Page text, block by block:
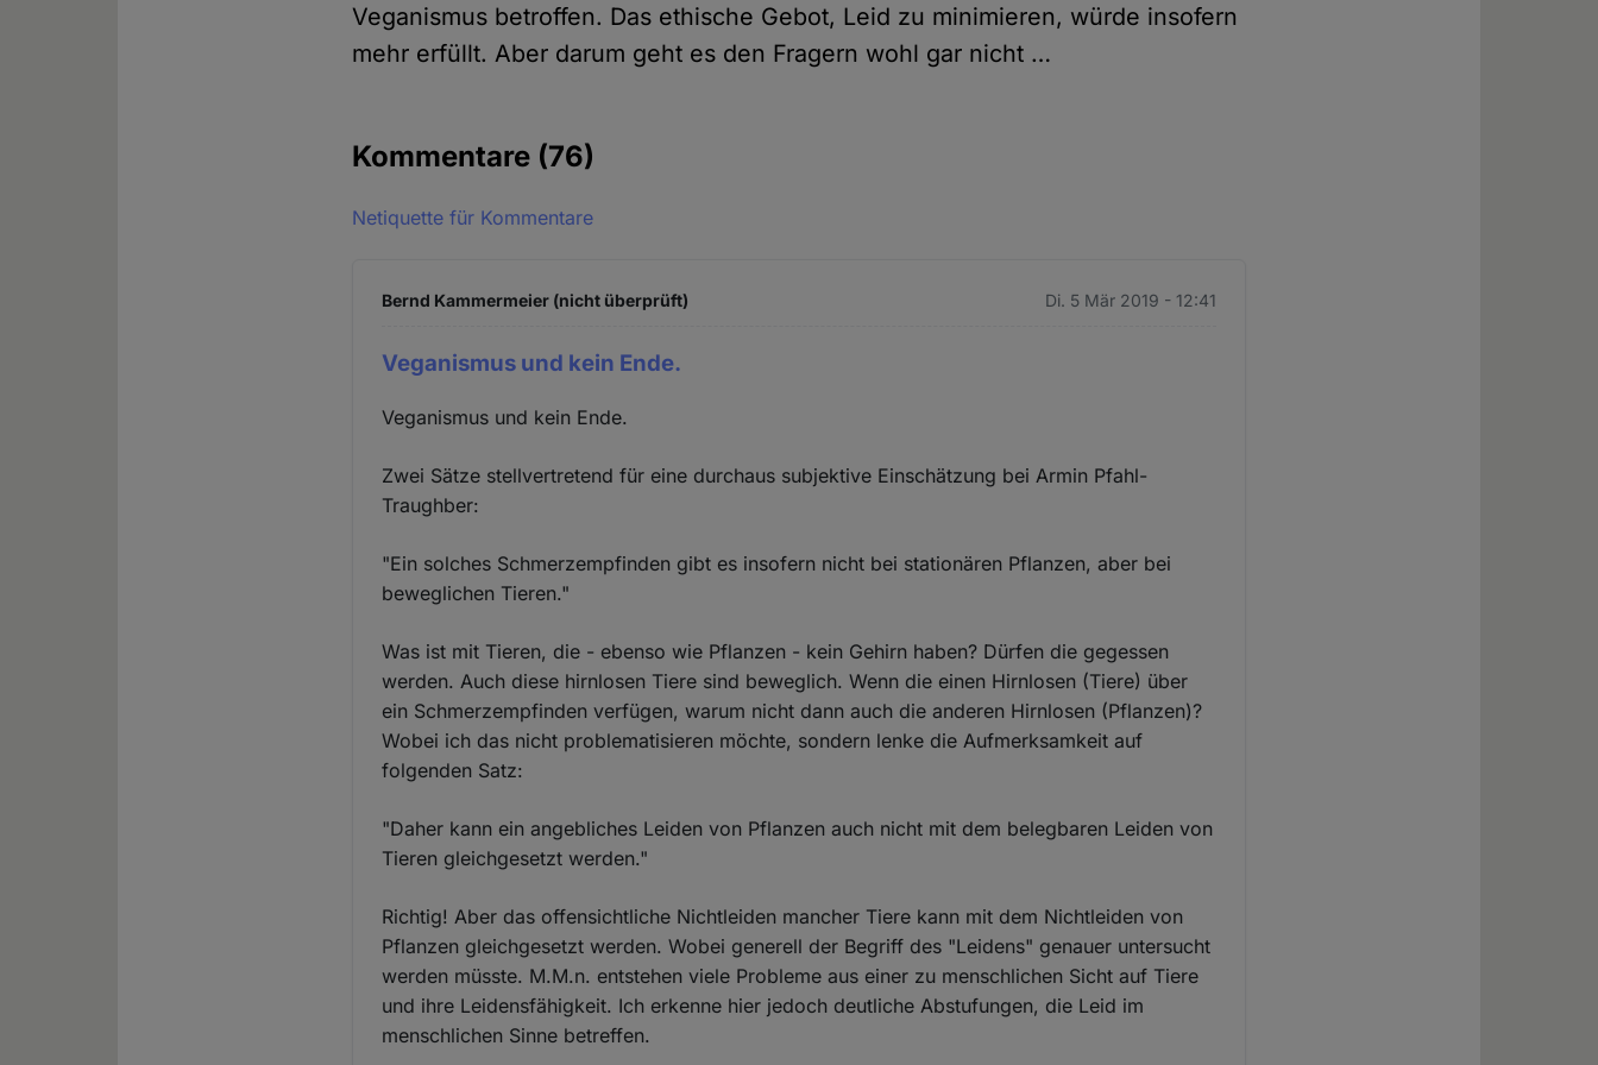
Veganismus betroffen. Das ethische Gebot, Leid zu minimieren, würde insofern
mehr erfüllt. Aber darum geht es den Fragern wohl gar nicht …
Kommentare (76)
Netiquette für Kommentare
Bernd Kammermeier (nicht überprüft) Di. 5 Mär 2019 - 12:41
Veganismus und kein Ende.
Veganismus und kein Ende.
Zwei Sätze stellvertretend für eine durchaus subjektive Einschätzung bei Armin Pfahl-
Traughber:
"Ein solches Schmerzempfinden gibt es insofern nicht bei stationären Pflanzen, aber bei
beweglichen Tieren."
Was ist mit Tieren, die - ebenso wie Pflanzen - kein Gehirn haben? Dürfen die gegessen
werden. Auch diese hirnlosen Tiere sind beweglich. Wenn die einen Hirnlosen (Tiere) über
ein Schmerzempfinden verfügen, warum nicht dann auch die anderen Hirnlosen (Pflanzen)?
Wobei ich das nicht problematisieren möchte, sondern lenke die Aufmerksamkeit auf
folgenden Satz:
"Daher kann ein angebliches Leiden von Pflanzen auch nicht mit dem belegbaren Leiden von
Tieren gleichgesetzt werden."
Richtig! Aber das offensichtliche Nichtleiden mancher Tiere kann mit dem Nichtleiden von
Pflanzen gleichgesetzt werden. Wobei generell der Begriff des "Leidens" genauer untersucht
werden müsste. M.M.n. entstehen viele Probleme aus einer zu menschlichen Sicht auf Tiere
und ihre Leidensfähigkeit. Ich erkenne hier jedoch deutliche Abstufungen, die Leid im
menschlichen Sinne betreffen.